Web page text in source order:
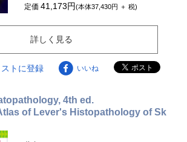
定価41,173円(本体37,430円 ＋ 税)
詳しく見る
トに登録 いいね
4th ed.
of Lever's Histopathology of Sk